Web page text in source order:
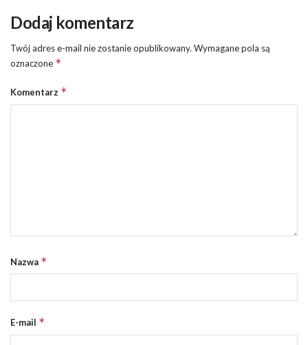
Dodaj komentarz
Twój adres e-mail nie zostanie opublikowany. Wymagane pola są
oznaczone *
Komentarz *
Nazwa *
E-mail *